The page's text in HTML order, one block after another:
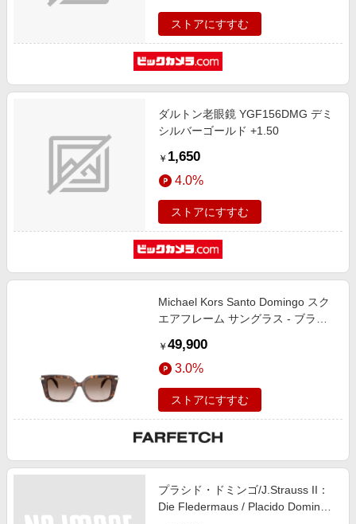
ストアにすすむ
ダルトン老眼鏡 YGF156DMG デミ
シルバーゴールド +1.50
￥ 1,650
4.0%
ストアにすすむ
Michael Kors Santo Domingo スク
エアフレーム サングラス - ブラウ
￥ 49,900
3.0%
ストアにすすむ
プラシド・ドミンゴ/J.Strauss II：
Die Fledermaus / Placido Domingo,